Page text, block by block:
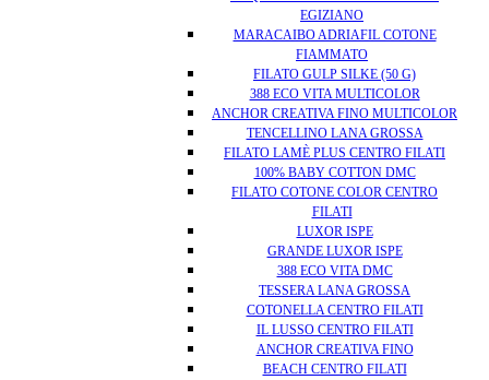
EGIZIANO
MARACAIBO ADRIAFIL COTONE
FIAMMATO
FILATO GULP SILKE (50 G)
388 ECO VITA MULTICOLOR
ANCHOR CREATIVA FINO MULTICOLOR
TENCELLINO LANA GROSSA
FILATO LAMÈ PLUS CENTRO FILATI
100% BABY COTTON DMC
FILATO COTONE COLOR CENTRO
FILATI
LUXOR ISPE
GRANDE LUXOR ISPE
388 ECO VITA DMC
TESSERA LANA GROSSA
COTONELLA CENTRO FILATI
IL LUSSO CENTRO FILATI
ANCHOR CREATIVA FINO
BEACH CENTRO FILATI